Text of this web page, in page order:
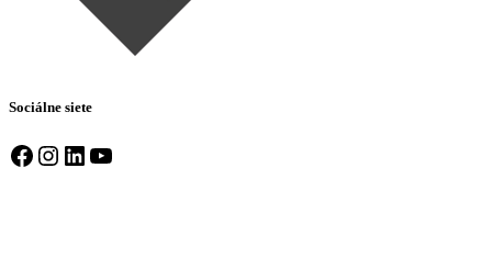
Sociálne siete
Facebook Instagram LinkedIn YouTube